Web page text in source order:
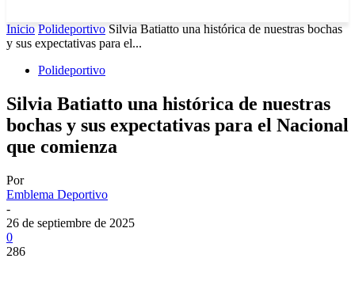
Inicio Polideportivo Silvia Batiatto una histórica de nuestras bochas
y sus expectativas para el...
Polideportivo
Silvia Batiatto una histórica de nuestras
bochas y sus expectativas para el Nacional
que comienza
Por
Emblema Deportivo
-
26 de septiembre de 2025
0
286